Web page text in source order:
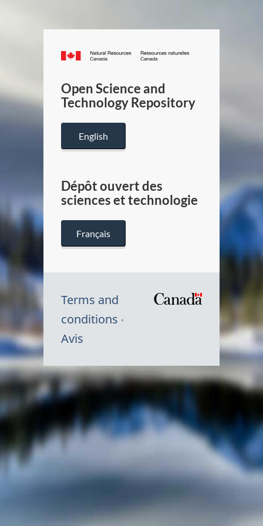
Canada.ca
/
Canada
Open Science and
Technology Repository
English
Dépôt ouvert des
sciences et technologie
Français
Terms and
conditions
Avis
Symbole
du
Canada